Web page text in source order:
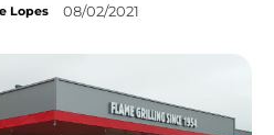
Lopes 08/02/2021